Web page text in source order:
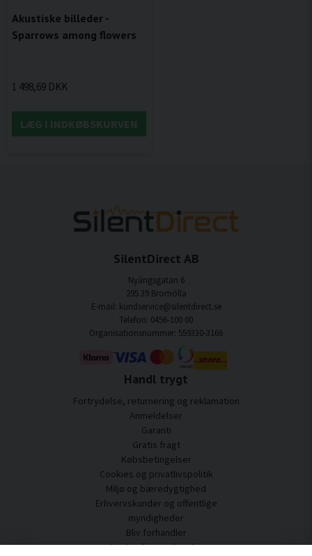
Akustiske billeder -
Sparrows among flowers
1 498,69 DKK
LÆG I INDKØBSKURVEN
SilentDirect AB
Nyängsgatan 6
295 39 Bromölla
E-mail: kundservice@silentdirect.se
Telefon: 0456-100 00
Organisationsnummer: 559330-3166
Handl trygt
Fortrydelse, returnering og reklamation
Anmeldelser
Garanti
Gratis fragt
Købsbetingelser
Cookies og privatlivspolitik
Miljø og bæredygtighed
Erhvervskunder og offentlige
myndigheder
Bliv forhandler
Nogle af vores kunder